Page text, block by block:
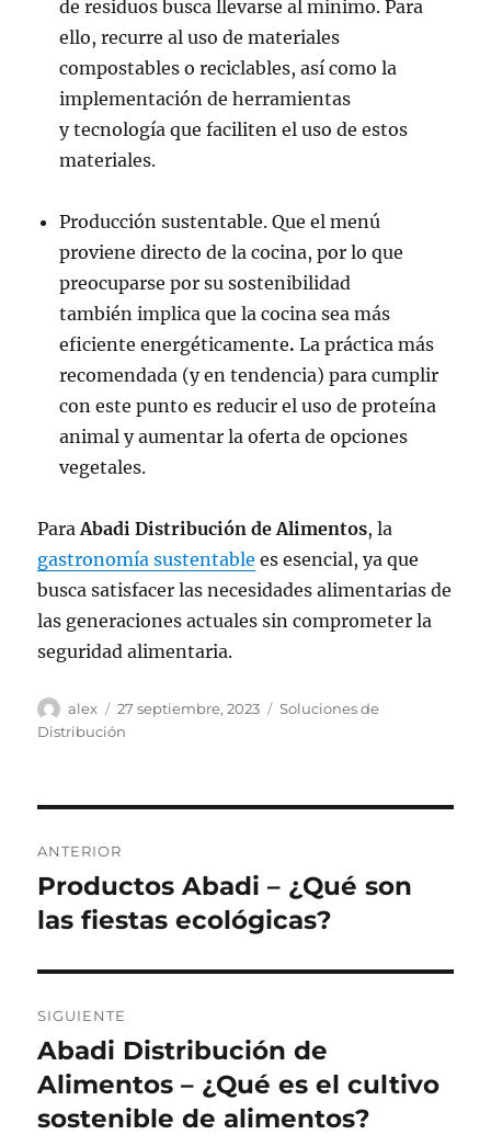
de residuos busca llevarse al mínimo. Para
ello, recurre al uso de materiales
compostables o reciclables, así como la
implementación de herramientas
y tecnología que faciliten el uso de estos
materiales.
Producción sustentable. Que el menú
proviene directo de la cocina, por lo que
preocuparse por su sostenibilidad
también implica que la cocina sea más
eficiente energéticamente.La práctica más
recomendada (y en tendencia) para cumplir
con este punto es reducir el uso de proteína
animal y aumentar la oferta de opciones
vegetales.
ParaAbadi Distribución de Alimentos, la
gastronomía sustentable es esencial, ya que
busca satisfacer las necesidades alimentarias de
las generaciones actuales sin comprometer la
seguridad alimentaria.
Autor
alex
Publicado
el
27 septiembre, 2023 Categorías
Soluciones de
Distribución
de
entradas
ANTERIOR
Entrada
anterior:
Productos Abadi – ¿Qué son
las fiestas ecológicas?
SIGUIENTE
Siguiente
entrada:
Abadi Distribución de
Alimentos – ¿Qué es el cultivo
sostenible de alimentos?